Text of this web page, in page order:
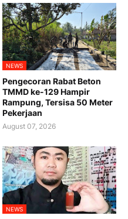
NEWS
Pengecoran Rabat Beton
TMMD ke-129 Hampir
Rampung, Tersisa 50 Meter
Pekerjaan
August 07, 2026
NEWS